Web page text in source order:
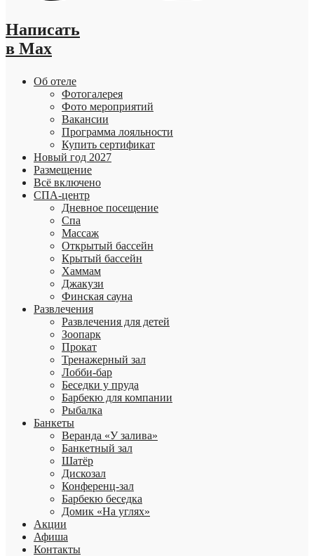
Написать
в Max
Об отеле
Фотогалерея
Фото мероприятий
Вакансии
Программа лояльности
Купить сертификат
Новый год 2027
Размещение
Всё включено
СПА-центр
Дневное посещение
Спа
Массаж
Открытый бассейн
Крытый бассейн
Хаммам
Джакузи
Финская сауна
Развлечения
Развлечения для детей
Зоопарк
Прокат
Тренажерный зал
Лобби-бар
Беседки у пруда
Барбекю для компании
Рыбалка
Банкеты
Веранда «У залива»
Банкетный зал
Шатёр
Дискозал
Конференц-зал
Барбекю беседка
Домик «На углях»
Акции
Афиша
Контакты